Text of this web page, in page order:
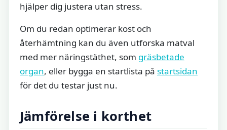
hjälper dig justera utan stress.
Om du redan optimerar kost och
återhämtning kan du även utforska matval
med mer näringstäthet, som gräsbetade
organ, eller bygga en startlista på startsidan
för det du testar just nu.
Jämförelse i korthet